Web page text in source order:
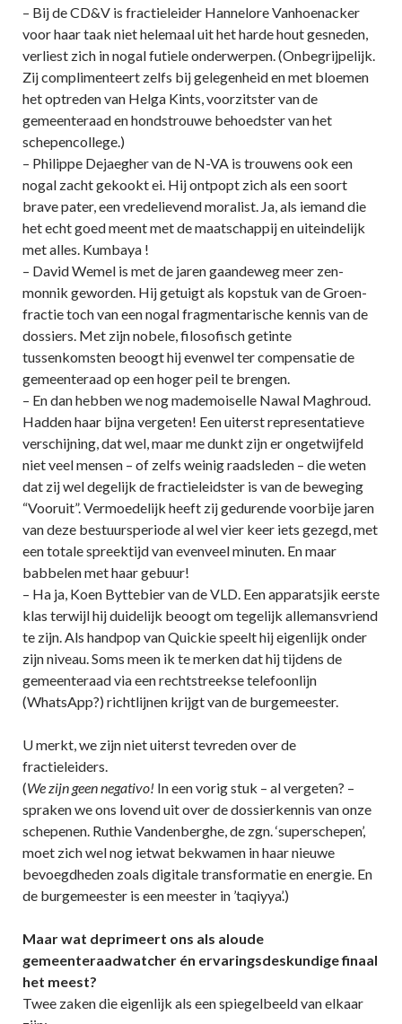
– Bij de CD&V is fractieleider Hannelore Vanhoenacker
voor haar taak niet helemaal uit het harde hout gesneden,
verliest zich in nogal futiele onderwerpen. (Onbegrijpelijk.
Zij complimenteert zelfs bij gelegenheid en met bloemen
het optreden van Helga Kints, voorzitster van de
gemeenteraad en hondstrouwe behoedster van het
schepencollege.)
– Philippe Dejaegher van de N-VA is trouwens ook een
nogal zacht gekookt ei. Hij ontpopt zich als een soort
brave pater, een vredelievend moralist. Ja, als iemand die
het echt goed meent met de maatschappij en uiteindelijk
met alles. Kumbaya !
– David Wemel is met de jaren gaandeweg meer zen-
monnik geworden. Hij getuigt als kopstuk van de Groen-
fractie toch van een nogal fragmentarische kennis van de
dossiers. Met zijn nobele, filosofisch getinte
tussenkomsten beoogt hij evenwel ter compensatie de
gemeenteraad op een hoger peil te brengen.
– En dan hebben we nog mademoiselle Nawal Maghroud.
Hadden haar bijna vergeten! Een uiterst representatieve
verschijning, dat wel, maar me dunkt zijn er ongetwijfeld
niet veel mensen – of zelfs weinig raadsleden – die weten
dat zij wel degelijk de fractieleidster is van de beweging
“Vooruit”. Vermoedelijk heeft zij gedurende voorbije jaren
van deze bestuursperiode al wel vier keer iets gezegd, met
een totale spreektijd van evenveel minuten. En maar
babbelen met haar gebuur!
– Ha ja, Koen Byttebier van de VLD. Een apparatsjik eerste
klas terwijl hij duidelijk beoogt om tegelijk allemansvriend
te zijn. Als handpop van Quickie speelt hij eigenlijk onder
zijn niveau. Soms meen ik te merken dat hij tijdens de
gemeenteraad via een rechtstreekse telefoonlijn
(WhatsApp?) richtlijnen krijgt van de burgemeester.
U merkt, we zijn niet uiterst tevreden over de
fractieleiders.
(We zijn geen negativo! In een vorig stuk – al vergeten? –
spraken we ons lovend uit over de dossierkennis van onze
schepenen. Ruthie Vandenberghe, de zgn. ‘superschepen’,
moet zich wel nog ietwat bekwamen in haar nieuwe
bevoegdheden zoals digitale transformatie en energie. En
de burgemeester is een meester in ’taqiyya’.)
Maar wat deprimeert ons als aloude
gemeenteraadwatcher én ervaringsdeskundige finaal
het meest?
Twee zaken die eigenlijk als een spiegelbeeld van elkaar